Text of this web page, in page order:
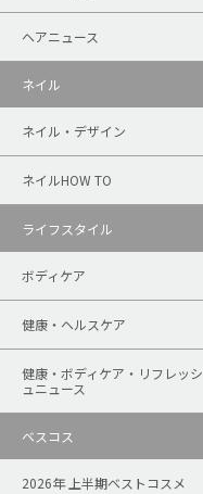
ヘアニュース
ネイル
ネイル・デザイン
ネイルHOW TO
ライフスタイル
ボディケア
健康・ヘルスケア
健康・ボディケア・リフレッシ
ュニュース
ベスコス
2026年 上半期ベストコスメ